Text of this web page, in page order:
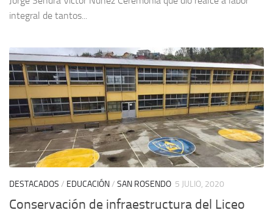
integral de tantos...
DESTACADOS / EDUCACIÓN/ SAN ROSENDO 5 JULIO, 2020
Conservación de infraestructura del Liceo